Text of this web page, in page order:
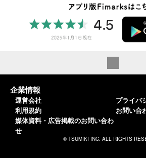
企業情報
運営会社
利用規約
媒体資料・広告掲載のお問い合わ
せ
プライバ
お問い合
© TSUMIKI INC. ALL RIGHTS